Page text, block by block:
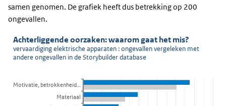
samen genomen. De grafiek heeft dus betrekking op 200
ongevallen.